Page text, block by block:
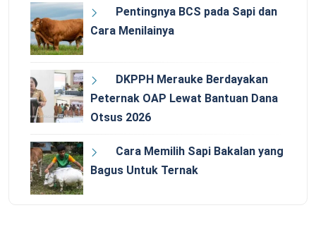
Pentingnya BCS pada Sapi dan
Cara Menilainya
DKPPH Merauke Berdayakan
Peternak OAP Lewat Bantuan Dana
Otsus 2026
Cara Memilih Sapi Bakalan yang
Bagus Untuk Ternak